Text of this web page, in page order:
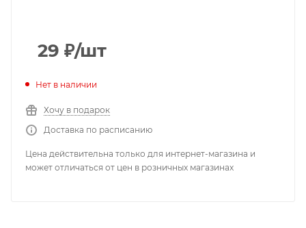
29 ₽/шт
Нет в наличии
Хочу в подарок
Доставка по расписанию
Цена действительна только для интернет-магазина и
может отличаться от цен в розничных магазинах